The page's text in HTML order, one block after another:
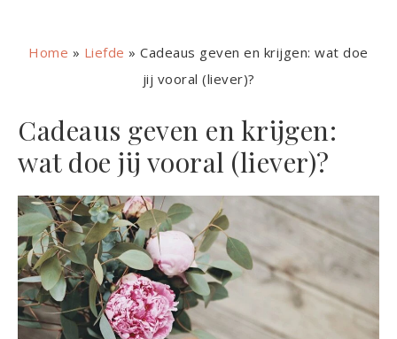
Home » Liefde »Cadeaus geven en krijgen: wat doe
jij vooral (liever)?
Cadeaus geven en krijgen:
wat doe jij vooral (liever)?